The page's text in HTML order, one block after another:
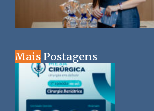
Mais Postagens